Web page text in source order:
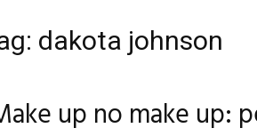
dakota johnson
up no make up: